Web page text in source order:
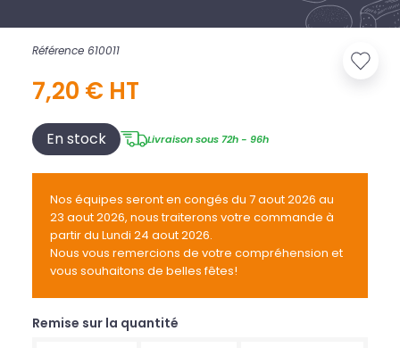
Référence 610011
7,20 € HT
En stock Livraison sous 72h - 96h
Nos équipes seront en congés du 7 aout 2026 au
23 aout 2026, nous traiterons votre commande à
partir du Lundi 24 aout 2026.
Nous vous remercions de votre compréhension et
vous souhaitons de belles fêtes!
Remise sur la quantité